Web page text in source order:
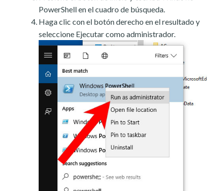
PowerShell en el cuadro de búsqueda.
Haga clic con el botón derecho en el resultado y
seleccione Ejecutar como administrador.